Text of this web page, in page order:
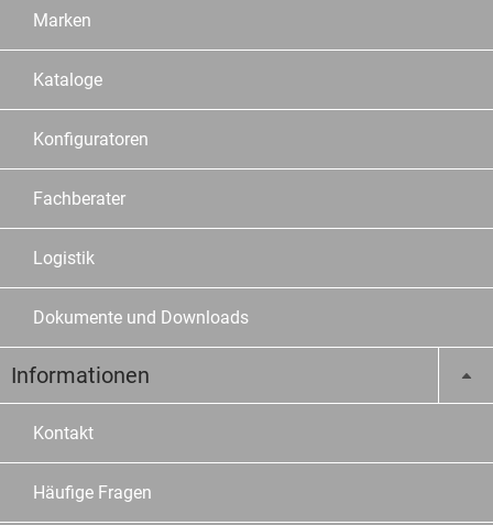
Marken
Kataloge
Konfiguratoren
Fachberater
Logistik
Dokumente und Downloads
Informationen
Kontakt
Häufige Fragen